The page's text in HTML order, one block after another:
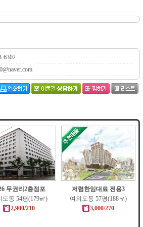
6302
무권리2층점포
도동 54평(179㎡)
2,900/210
저렴한임대료 전용3
여의도동 57평(188㎡)
3,000/270